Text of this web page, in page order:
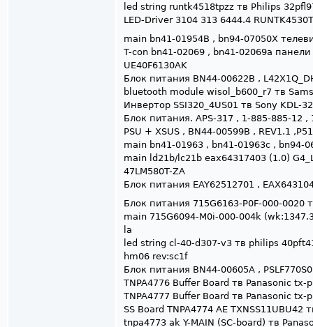
led string runtk4518tpzz тв Philips
LED-Driver 3104 313 6444.4
main bn41-01954B , bn94-07050X
T-con bn41-02069 , bn41-02069a панели
UE40F6130AK
Блок питания BN44-00622B ,
bluetooth module wisol_b600_r7 тв
Инвертор SSI320_4US01 тв Sony KDL-
Блок питания. APS-317 , 1-885-885-12
PSU + XSUS , BN44-00599B , REV1.1
main bn41-01963 , bn41-01963c , bn94-
main ld21b/lc21b eax64317403 (1.0)
47LM580T-ZA
Блок питания EAY62512701 ,
Блок питания 715G6163-P0F-000-
main 715G6094-M0i-000-004k
la
led string cl-40-d307-v3 тв philips
hm06 rev:sc1f
Блок питания BN44-00605A ,
TNPA4776 Buffer Board тв Panasonic tx-
TNPA4777 Buffer Board тв Panasonic tx-
SS Board TNPA4774 AE TXNSS11UBU42
tnpa4773 ak Y-MAIN (SC-board) тв